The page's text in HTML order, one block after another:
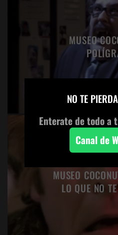
MUSEO
MUSEO
LO QUE NO
NO TE
Enterate de todo a
Canal de